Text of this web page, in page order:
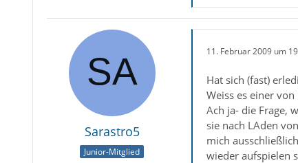
Sarastro5
Junior-Mitglied
11. Februar 2009 um
Hat sich (fast)
Weiss es einer
Ach ja- die Frage,
sie nach LAden
mich
wieder aufspielen